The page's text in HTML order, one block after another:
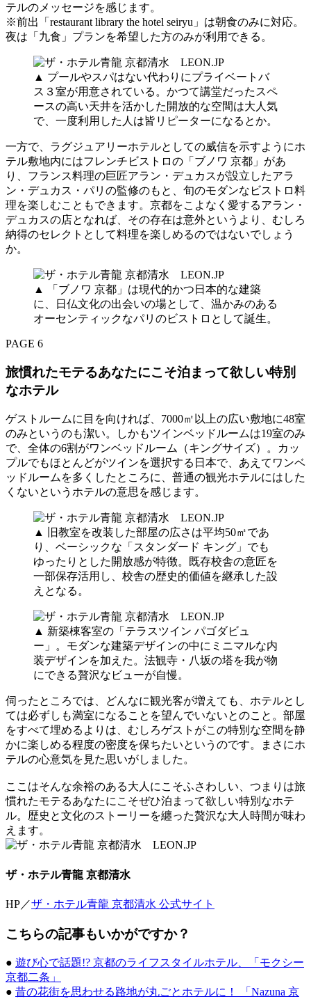
テルのメッセージを感じます。
※前出「restaurant library the hotel seiryu」は朝食のみに対応。
夜は「九食」プランを希望した方のみが利用できる。
▲ プールやスパはない代わりにプライベートバ
ス３室が用意されている。かつて講堂だったスペ
ースの高い天井を活かした開放的な空間は大人気
で、一度利用した人は皆リピーターになるとか。
一方で、ラグジュアリーホテルとしての威信を示すようにホ
テル敷地内にはフレンチビストロの「ブノワ 京都」があ
り、フランス料理の巨匠アラン・デュカスが設立したアラ
ン・デュカス・パリの監修のもと、旬のモダンなビストロ料
理を楽しむこともできます。京都をこよなく愛するアラン・
デュカスの店となれば、その存在は意外というより、むしろ
納得のセレクトとして料理を楽しめるのではないでしょう
か。
▲ 「ブノワ 京都」は現代的かつ日本的な建築
に、日仏文化の出会いの場として、温かみのある
オーセンティックなパリのビストロとして誕生。
PAGE 6
旅慣れたモテるあなたにこそ泊まって欲しい特別
なホテル
ゲストルームに目を向ければ、7000㎡以上の広い敷地に48室
のみというのも潔い。しかもツインベッドルームは19室のみ
で、全体の6割がワンベッドルーム（キングサイズ）。カッ
プルでもほとんどがツインを選択する日本で、あえてワンベ
ッドルームを多くしたところに、普通の観光ホテルにはした
くないというホテルの意思を感じます。
▲ 旧教室を改装した部屋の広さは平均50㎡であ
り、ベーシックな「スタンダード キング」でも
ゆったりとした開放感が特徴。既存校舎の意匠を
一部保存活用し、校舎の歴史的価値を継承した設
えとなる。
▲ 新築棟客室の「テラスツイン パゴダビュ
ー」。モダンな建築デザインの中にミニマルな内
装デザインを加えた。法観寺・八坂の塔を我が物
にできる贅沢なビューが自慢。
伺ったところでは、どんなに観光客が増えても、ホテルとし
ては必ずしも満室になることを望んでいないとのこと。部屋
をすべて埋めるよりは、むしろゲストがこの特別な空間を静
かに楽しめる程度の密度を保ちたいというのです。まさにホ
テルの心意気を見た思いがしました。
ここはそんな余裕のある大人にこそふさわしい、つまりは旅
慣れたモテるあなたにこそぜひ泊まって欲しい特別なホテ
ル。歴史と文化のストーリーを纏った贅沢な大人時間が味わ
えます。
ザ・ホテル青龍 京都清水
HP／ザ・ホテル青龍 京都清水 公式サイト
こちらの記事もいかがですか？
● 遊び心で話題!? 京都のライフスタイルホテル、「モクシー
京都二条」
● 昔の花街を思わせる路地が丸ごとホテルに！ 「Nazuna 京